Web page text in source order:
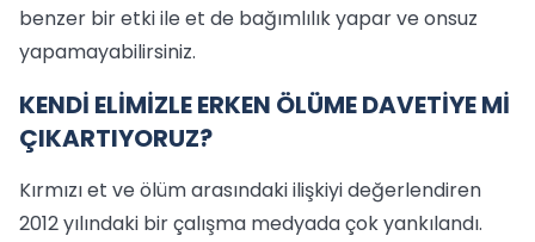
benzer bir etki ile et de bağımlılık yapar ve onsuz
yapamayabilirsiniz.
KENDİ ELİMİZLE ERKEN ÖLÜME DAVETİYE Mİ
ÇIKARTIYORUZ?
Kırmızı et ve ölüm arasındaki ilişkiyi değerlendiren
2012 yılındaki bir çalışma medyada çok yankılandı.